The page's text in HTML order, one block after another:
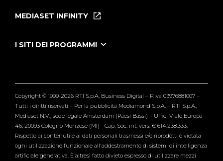
Le Iene Presentano Inside
Tutti i servizi
MEDIASET INFINITY
I SITI DEI PROGRAMMI
Verissimo
Copyright © 1999-2026 RTI S.p.A. Business Digital – P.Iva 03976881007 –
Tutti i diritti riservati – Per la pubblicità Mediamond S.p.A. – RTI S.p.A.,
Mediaset N.V., sede legale Amsterdam (Paesi Bassi) – Uffici Viale Europa
46, 20093 Cologno Monzese (MI) - Cap. Soc. int. vers. € 614.238.333.
Rispetto ai contenuti e ai dati personali trasmessi e/o riprodotti è vietata
ogni utilizzazione funzionale all'addestramento di sistemi di intelligenza
artificiale generativa. È altresì fatto divieto espresso di utilizzare mezzi